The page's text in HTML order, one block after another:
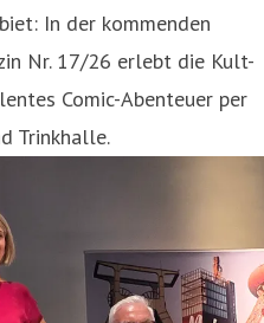
In der kommenden
Nr. 17/26 erlebt die Kult-
Comic-Abenteuer per
Trinkhalle.